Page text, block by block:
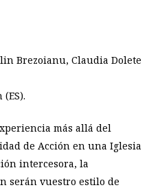
Brezoianu, Claudia Dolete
más allá del
de Acción en una Iglesia
intercesora, la
serán vuestro estilo de